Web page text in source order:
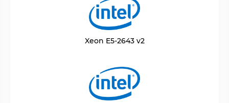
Xeon E5-2643 v2